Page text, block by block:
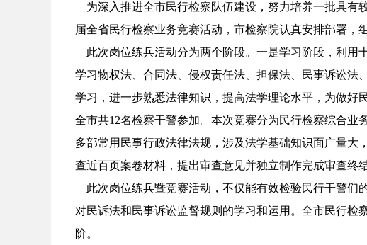
为深入推进全市民行检察队伍建设，努力培养一批具有
届全省民行检察业务竞赛活动，市检察院认真安排部署，
此次岗位练兵活动分为两个阶段。一是学习阶段，利用
学习物权法、合同法、侵权责任法、担保法、民事诉讼
学习，进一步熟悉法律知识，提高法学理论水平，为做好
全市共12名检察干警参加。本次竞赛分为民行检察综合
多部常用民事行政法律法规，涉及法学基础知识面广量
查近百页案卷材料，提出审查意见并独立制作完成审查终结
此次岗位练兵暨竞赛活动，不仅能有效检验民行干警们
对民诉法和民事诉讼监督规则的学习和运用。全市民行检
阶。